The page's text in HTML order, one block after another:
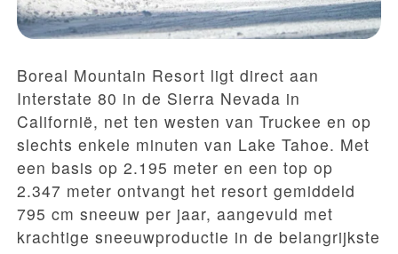
Boreal Mountain Resort ligt direct aan
Interstate 80 in de Sierra Nevada in
Californië, net ten westen van Truckee en op
slechts enkele minuten van Lake Tahoe. Met
een basis op 2.195 meter en een top op
2.347 meter ontvangt het resort gemiddeld
795 cm sneeuw per jaar, aangevuld met
krachtige sneeuwproductie in de belangrijkste